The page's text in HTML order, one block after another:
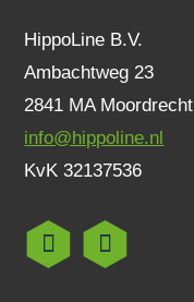
HippoLine B.V.
Ambachtweg 23
2841 MA Moordrecht
info@hippoline.nl
KvK 32137536